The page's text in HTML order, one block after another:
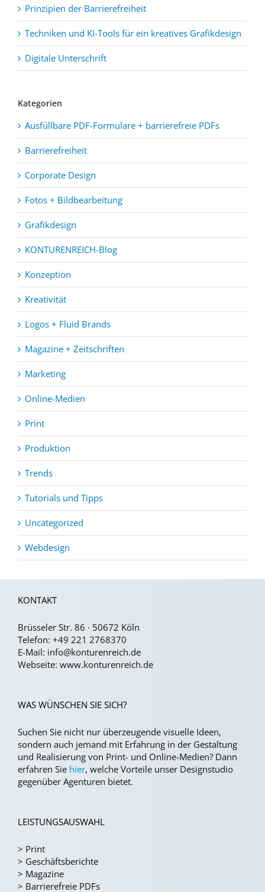
Prinzipien der Barrierefreiheit
Techniken und KI-Tools für ein kreatives Grafikdesign
Digitale Unterschrift
Kategorien
Ausfüllbare PDF-Formulare + barrierefreie PDFs
Barrierefreiheit
Corporate Design
Fotos + Bildbearbeitung
Grafikdesign
KONTURENREICH-Blog
Konzeption
Kreativität
Logos + Fluid Brands
Magazine + Zeitschriften
Marketing
Online-Medien
Print
Produktion
Trends
Tutorials und Tipps
Uncategorized
Webdesign
KONTAKT
Brüsseler Str. 86 · 50672 Köln
Telefon: +49 221 2768370
E-Mail: info@konturenreich.de
Webseite: www.konturenreich.de
WAS WÜNSCHEN SIE SICH?
Suchen Sie nicht nur überzeugende visuelle Ideen,
sondern auch jemand mit Erfahrung in der Gestaltung
und Realisierung von Print- und Online-Medien? Dann
erfahren Sie hier, welche Vorteile unser Designstudio
gegenüber Agenturen bietet.
LEISTUNGSAUSWAHL
> Print
> Geschäftsberichte
> Magazine
> Barrierefreie PDFs